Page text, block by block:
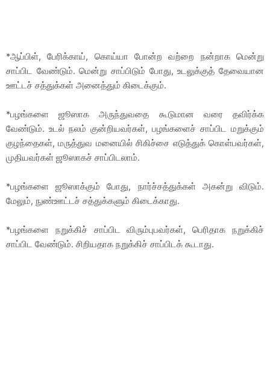
*ஆப்பிள், பேரிக்காய், கொய்யா போன்ற வற்றை நன்றாக மென்று
சாப்பிட வேண்டும். மென்று சாப்பிடும் போது, உடலுக்குத் தேவையான
ஊட்டச் சத்துக்கள் அனைத்தும் கிடைக்கும்.
*பழங்களை ஜூஸாக அருந்துவதை கூடுமான வரை தவிர்க்க
வேண்டும். உடல் நலம் குன்றியவர்கள், பழங்களைச் சாப்பிட மறுக்கும்
குழந்தைகள், மருத்துவ மனையில் சிகிச்சை எடுத்துக் கொள்பவர்கள்,
முதியவர்கள் ஜூஸாகச் சாப்பிடலாம்.
*பழங்களை ஜூஸாக்கும் போது, நார்ச்சத்துக்கள் அகன்று விடும்.
மேலும், நுண்ஊட்டச் சத்துக்களும் கிடைக்காது.
*பழங்களை நறுக்கிச் சாப்பிட விரும்புபவர்கள், பெரிதாக நறுக்கிச்
சாப்பிட வேண்டும். சிறியதாக நறுக்கிச் சாப்பிடக் கூடாது.